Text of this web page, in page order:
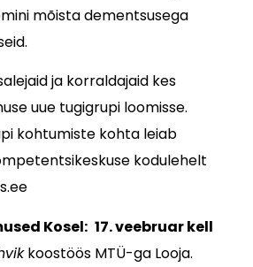
mõista dementsusega
ja korraldajaid kes
uue tugigrupi loomisse.
kohtumiste kohta leiab
kodulehelt
Kosel: 17. veebruar kell
koostöös MTÜ-ga Looja.